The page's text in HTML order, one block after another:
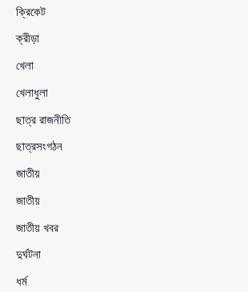
ক্রিকেট
ক্রীড়া
খেলা
খেলাধুলা
ছাত্র রাজনীতি
ছাত্রসংগঠন
জাতীয়
জাতীয়
জাতীয় খবর
দুর্ঘটনা
ধর্ম